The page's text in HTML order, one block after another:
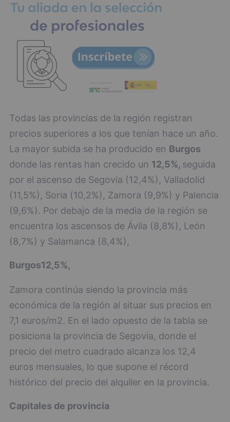
Todas las provincias de la región registran
precios superiores a los que tenían hace un año.
La mayor subida se ha producido en Burgos
donde las rentas han crecido un 12,5%, seguida
por el ascenso de Segovia (12,4%), Valladolid
(11,5%), Soria (10,2%), Zamora (9,9%) y Palencia
(9,6%). Por debajo de la media de la región se
encuentra los ascensos de Ávila (8,8%), León
(8,7%) y Salamanca (8,4%),
Burgos12,5%,
Zamora continúa siendo la provincia más
económica de la región al situar sus precios en
7,1 euros/m2. En el lado opuesto de la tabla se
posiciona la provincia de Segovia, donde el
precio del metro cuadrado alcanza los 12,4
euros mensuales, lo que supone el récord
histórico del precio del alquiler en la provincia.
Capitales de provincia